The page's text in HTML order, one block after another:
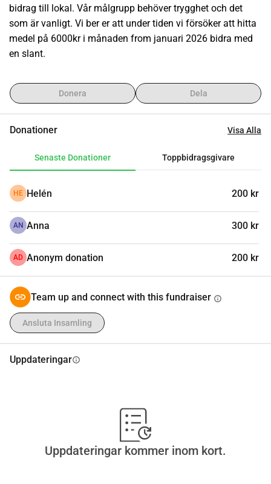
bidrag till lokal. Vår målgrupp behöver trygghet och det
som är vanligt. Vi ber er att under tiden vi försöker att hitta
medel på 6000kr i månaden from januari 2026 bidra med
en slant.
Donera Dela
Donationer Visa Alla
Senaste Donationer Toppbidragsgivare
HE Helén 200 kr
AN Anna 300 kr
AD Anonym donation 200 kr
Team up and connect with this fundraiser info
Ansluta Insamling
Uppdateringarinfo
Uppdateringar kommer inom kort.